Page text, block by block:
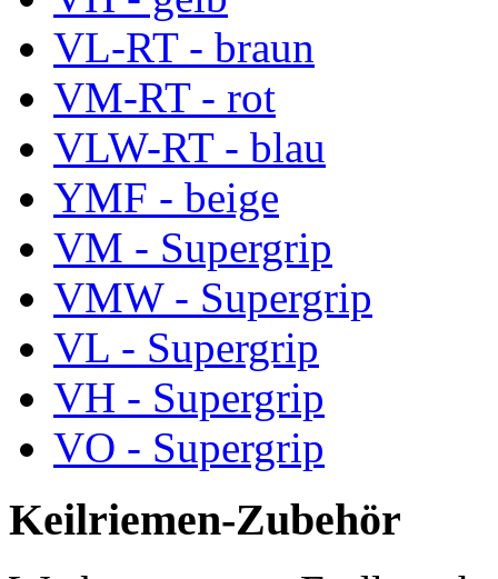
VL-RT - braun
VM-RT - rot
VLW-RT - blau
YMF - beige
VM - Supergrip
VMW - Supergrip
VL - Supergrip
VH - Supergrip
VO - Supergrip
Keilriemen-Zubehör